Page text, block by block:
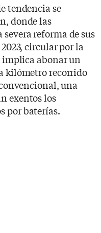
tendencia se
donde las
reforma de sus
circular por la
implica abonar un
kilómetro recorrido
una
exentos los
por baterías.